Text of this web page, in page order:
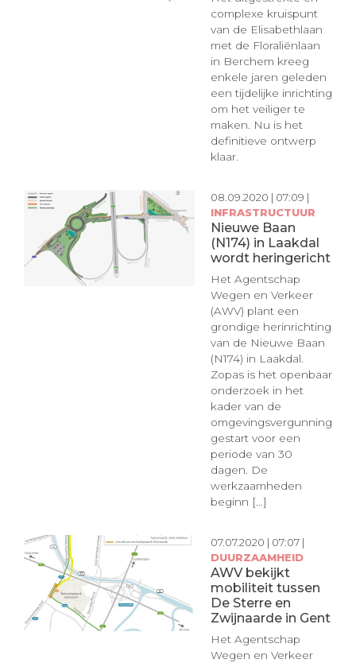
complexe kruispunt
van de Elisabethlaan
met de Floraliënlaan
in Berchem kreeg
enkele jaren geleden
een tijdelijke inrichting
om het veiliger te
maken. Nu is het
definitieve ontwerp
klaar.
08.09.2020 | 07:09 |
INFRASTRUCTUUR
Nieuwe Baan
(N174) in Laakdal
wordt heringericht
Het Agentschap
Wegen en Verkeer
(AWV) plant een
grondige herinrichting
van de Nieuwe Baan
(N174) in Laakdal.
Zopas is het openbaar
onderzoek in het
kader van de
omgevingsvergunning
gestart voor een
periode van 30
dagen. De
werkzaamheden
beginn [...]
07.07.2020 | 07:07 |
DUURZAAMHEID
AWV bekijkt
mobiliteit tussen
De Sterre en
Zwijnaarde in Gent
Het Agentschap
Wegen en Verkeer